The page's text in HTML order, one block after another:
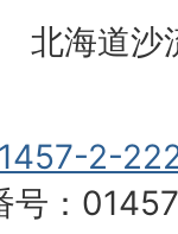
海道沙
2-
：